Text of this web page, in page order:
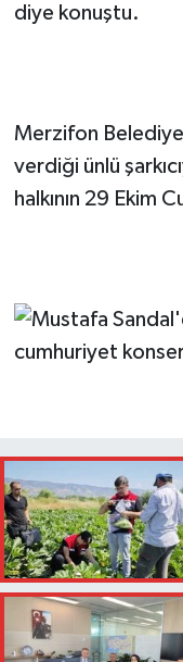
diye konuştu.
Merzifon Belediye
verdiği ünlü
halkının 29 Ekim